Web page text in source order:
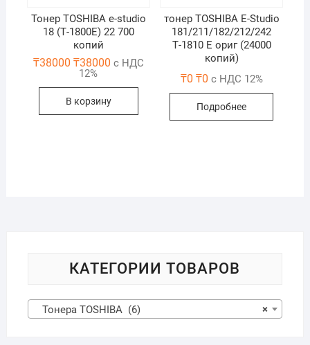
Тонер TOSHIBA e-studio
18 (Т-1800E) 22 700
копий
₸38000 ₸38000 с НДС
12%
В корзину
тонер TOSHIBA E-Studio
181/211/182/212/242
Т-1810 Е ориг (24000
копий)
₸0 ₸0 с НДС 12%
Подробнее
КАТЕГОРИИ ТОВАРОВ
×
Тонера TOSHIBA (6)